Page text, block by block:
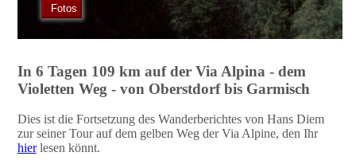
Fotos
In 6 Tagen 109 km auf der Via Alpina - dem
Violetten Weg - von Oberstdorf bis Garmisch
Dies ist die Fortsetzung des Wanderberichtes von Hans Diem
zur seiner Tour auf dem gelben Weg der Via Alpine, den Ihr
hierlesen könnt.